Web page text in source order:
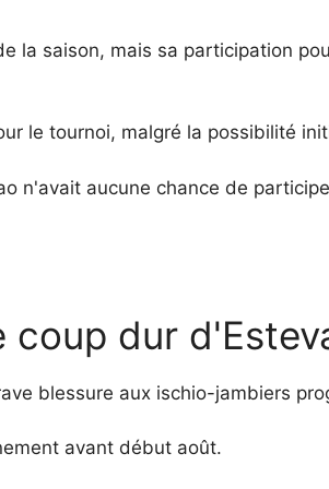
la saison, mais sa participation
le tournoi, malgré la possibilité
n'avait aucune chance de
coup dur
blessure aux ischio-jambiers
avant début août.